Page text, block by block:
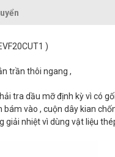
)
trần thôi ngang ,
tra dầu mỡ định kỳ vì có
bám vào , cuộn dây kian
giải nhiệt vì dùng vật liệu